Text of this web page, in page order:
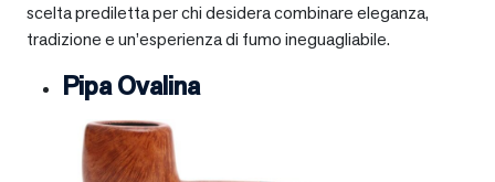
scelta prediletta per chi desidera combinare eleganza,
tradizione e un’esperienza di fumo ineguagliabile.
Pipa Ovalina